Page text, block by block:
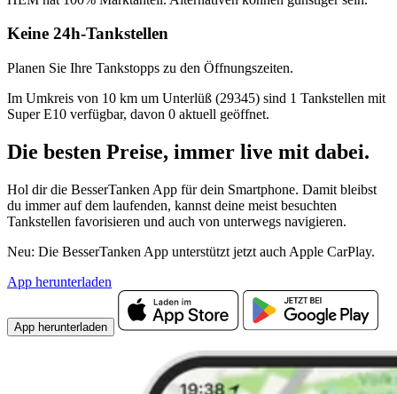
Keine 24h-Tankstellen
Planen Sie Ihre Tankstopps zu den Öffnungszeiten.
Im Umkreis von 10 km um Unterlüß (29345) sind 1 Tankstellen mit
Super E10 verfügbar, davon 0 aktuell geöffnet.
Die besten Preise, immer live mit dabei.
Hol dir die BesserTanken App für dein Smartphone. Damit bleibst
du immer auf dem laufenden, kannst deine meist besuchten
Tankstellen favorisieren und auch von unterwegs navigieren.
Neu: Die BesserTanken App unterstützt jetzt auch Apple CarPlay.
App herunterladen
App herunterladen